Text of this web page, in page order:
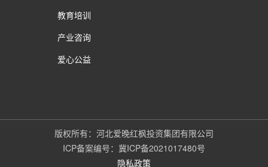
教育培训
产业咨询
爱心公益
版权所有：河北爱晚红枫投资集团有限公司
ICP备案编号：冀ICP备2021017480号
隐私政策